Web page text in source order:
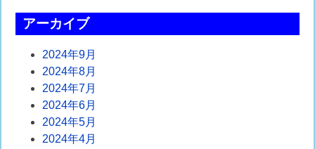
アーカイブ
2024年9月
2024年8月
2024年7月
2024年6月
2024年5月
2024年4月